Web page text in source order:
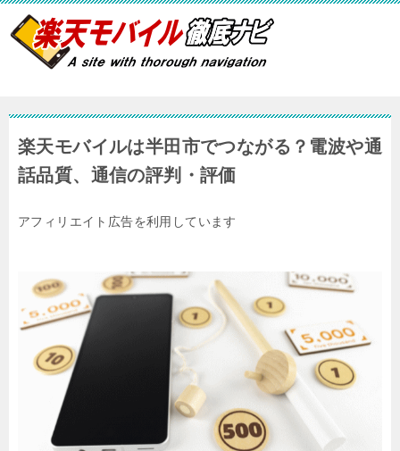
楽天モバイルは半田市でつながる？電波や通
話品質、通信の評判・評価
アフィリエイト広告を利用しています